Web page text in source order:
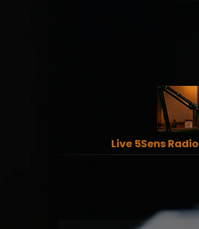
Live 5Sens Radio